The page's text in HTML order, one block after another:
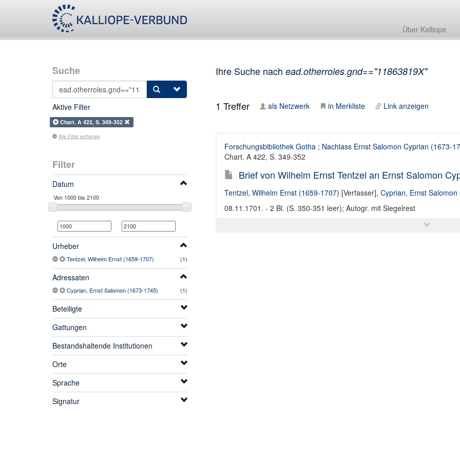
Über Kalliope
Suche
Aktive Filter
Chart. A 422, S. 349-352
Alle Filter entfernen
Filter
Datum
Urheber
Tentzel, Wilhelm Ernst (1659-1707) (1)
Adressaten
Cyprian, Ernst Salomon (1673-1745) (1)
Beteiligte
Gattungen
Bestandshaltende Institutionen
Orte
Sprache
Signatur
Ihre Suche nach ead.otherroles.gnd=="11863819X"
1 Treffer als Netzwerk in Merkliste Link anzeigen
Forschungsbibliothek Gotha; Nachlass Ernst Salomon Cyprian (1673-
Chart. A 422, S. 349-352
Brief von Wilhelm Ernst Tentzel an Ernst Salomon
Tentzel, Wilhelm Ernst (1659-1707) [Verfasser], Cyprian, Ernst
08.11.1701. - 2 Bl. (S. 350-351 leer); Autogr. mit Siegelrest